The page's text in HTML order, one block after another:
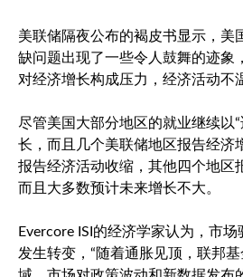
美联储隔夜公布的褐皮书显示，美
缺问题出现了一些令人鼓舞的迹象
对经济增长构成压力，经济活动不
尽管美国大部分地区的就业继续以
长，而且几个美联储地区报告经济
报告经济活动收缩，其他四个地区
而且大多数预计未来增长不大。
Evercore ISI的经济学家认为，市
发生转变，“随着通胀见顶，联邦